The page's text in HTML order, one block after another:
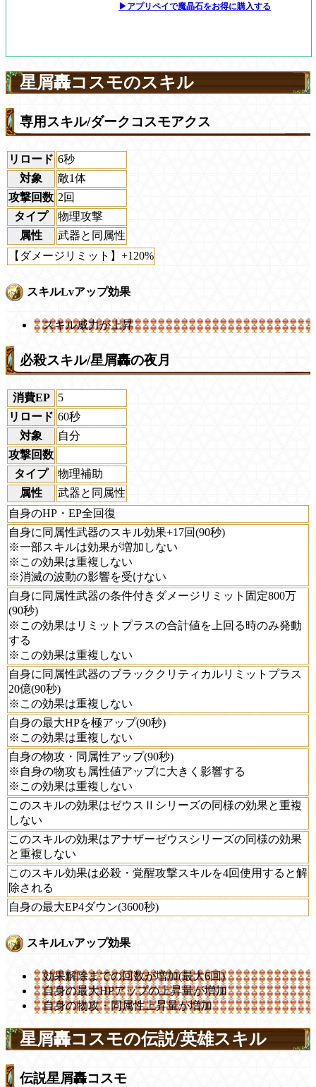
▶アプリペイで魔晶石をお得に購入する
星屑轟コスモのスキル
専用スキル/ダークコスモアクス
リロード 6秒
対象
敵1体
攻撃回数 2回
タイプ
物理攻撃
属性
武器と同属性
【ダメージリミット】+120%
スキルLvアップ効果
スキル威力が上昇
必殺スキル/星屑轟の夜月
消費EP
5
リロード 60秒
対象
自分
攻撃回数
タイプ
物理補助
属性
武器と同属性
自身のHP・EP全回復
自身に同属性武器のスキル効果+17回(90秒)
※一部スキルは効果が増加しない
※この効果は重複しない
※消滅の波動の影響を受けない
自身に同属性武器の条件付きダメージリミット固定800万
(90秒)
※この効果はリミットプラスの合計値を上回る時のみ発動
する
※この効果は重複しない
自身に同属性武器のブラッククリティカルリミットプラス
20億(90秒)
※この効果は重複しない
自身の最大HPを極アップ(90秒)
※この効果は重複しない
自身の物攻・同属性アップ(90秒)
※自身の物攻も属性値アップに大きく影響する
※この効果は重複しない
このスキルの効果はゼウスⅡシリーズの同様の効果と重複
しない
このスキルの効果はアナザーゼウスシリーズの同様の効果
と重複しない
このスキル効果は必殺・覚醒攻撃スキルを4回使用すると解
除される
自身の最大EP4ダウン(3600秒)
スキルLvアップ効果
効果解除までの回数が増加(最大6回)
自身の最大HPアップの上昇量が増加
自身の物攻・同属性上昇量が増加
星屑轟コスモの伝説/英雄スキル
伝説星屑轟コスモ